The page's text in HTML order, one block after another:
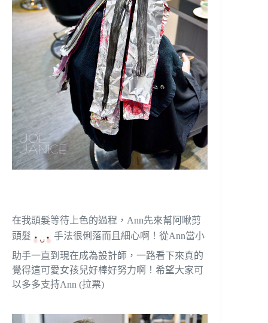
在我頭髮等待上色的過程，Ann先來幫阿啾剪
頭髮
手法很俐落而且細心啊！從Ann當小
助手一直到現在成為設計師，一路看下來真的
覺得這可愛女孩兒好棒好努力啊！希望大家可
以多多支持Ann (拉票)